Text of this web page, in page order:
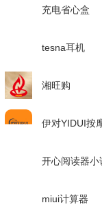
充电省心盒
tesna耳机
湘旺购
伊对YIDUI按
开心阅读器小
miui计算器